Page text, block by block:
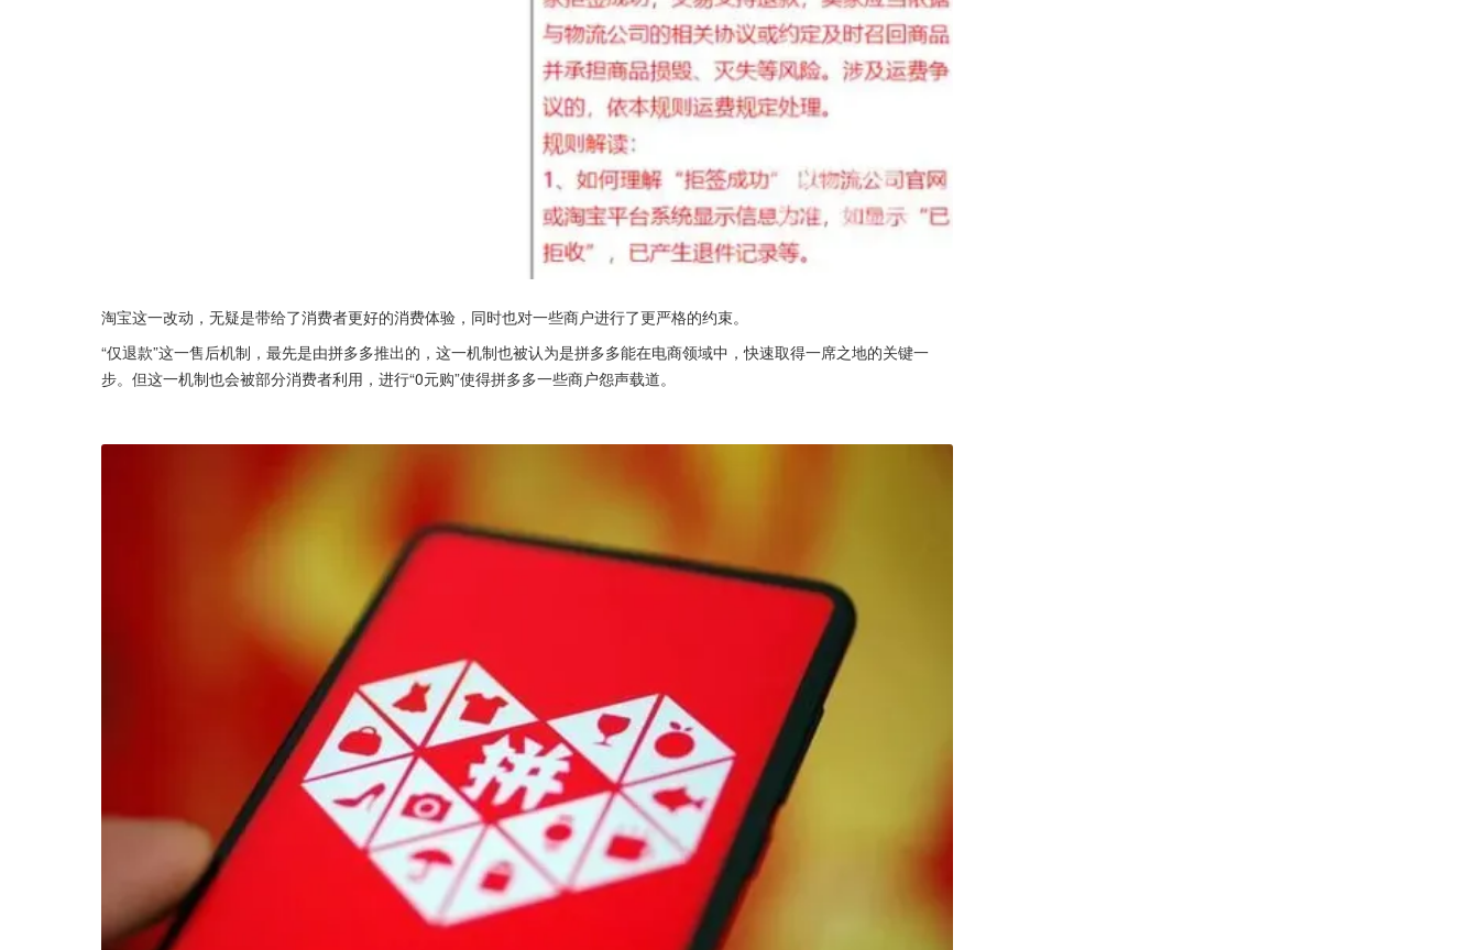
淘宝这一改动，无疑是带给了消费者更好的消费体验，同时也对一些商户进行了更严格的约束。
“仅退款”这一售后机制，最先是由拼多多推出的，这一机制也被认为是拼多多能在电商领域中，快速取得一席之地的关键一
步。但这一机制也会被部分消费者利用，进行“0元购”使得拼多多一些商户怨声载道。